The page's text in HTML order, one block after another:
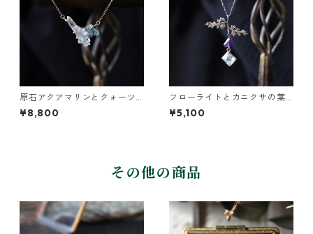
原石アクアマリンとクォーツ
のネックレス
¥8,800
フローライトとカニクサの葉
ネックレス
¥5,100
その他の商品